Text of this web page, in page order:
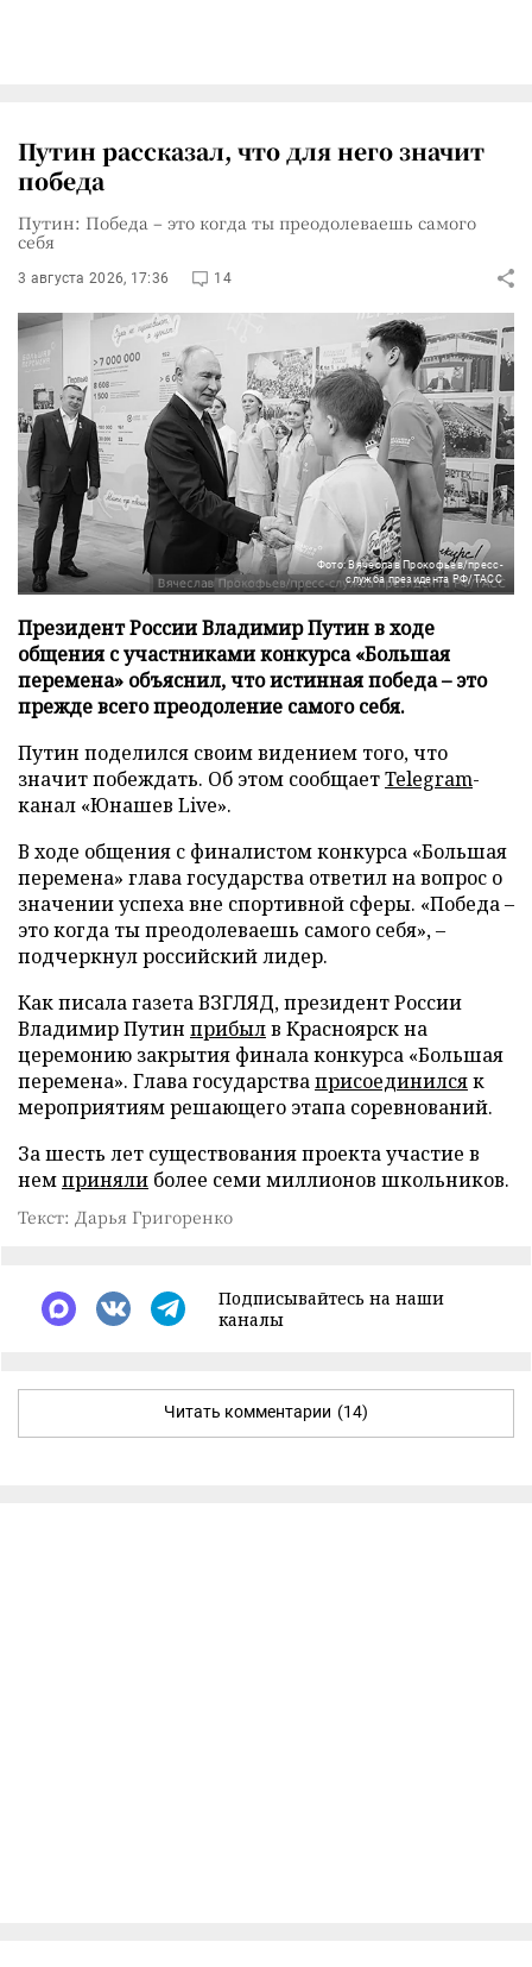
Путин рассказал, что для него значит
победа
Путин: Победа – это когда ты преодолеваешь самого
себя
3 августа 2026, 17:36 14
Фото: Вячеслав Прокофьев/пресс-
служба президента РФ/ТАСС
Президент России Владимир Путин в ходе
общения с участниками конкурса «Большая
перемена» объяснил, что истинная победа – это
прежде всего преодоление самого себя.
Путин поделился своим видением того, что
значит побеждать. Об этом сообщаетTelegram-
канал «Юнашев Live».
В ходе общения с финалистом конкурса «Большая
перемена» глава государства ответил на вопрос о
значении успеха вне спортивной сферы. «Победа –
это когда ты преодолеваешь самого себя», –
подчеркнул российский лидер.
Как писала газета ВЗГЛЯД, президент России
Владимир Путин прибылв Красноярск на
церемонию закрытия финала конкурса «Большая
перемена». Глава государстваприсоединилсяк
мероприятиям решающего этапа соревнований.
За шесть лет существования проекта участие в
немприняли более семи миллионов школьников.
Текст: Дарья Григоренко
Подписывайтесь на наши
каналы
Читать комментарии (14)